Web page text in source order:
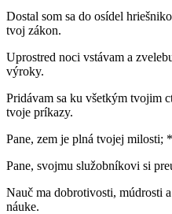
Dostal som sa do osídel
tvoj zákon.
Uprostred noci vstávam a
výroky.
Pridávam sa ku všetkým tvojim
tvoje príkazy.
Pane, zem je plná tvojej milosti;
Pane, svojmu služobníkovi si
Nauč ma dobrotivosti, múdrosti
náuke.